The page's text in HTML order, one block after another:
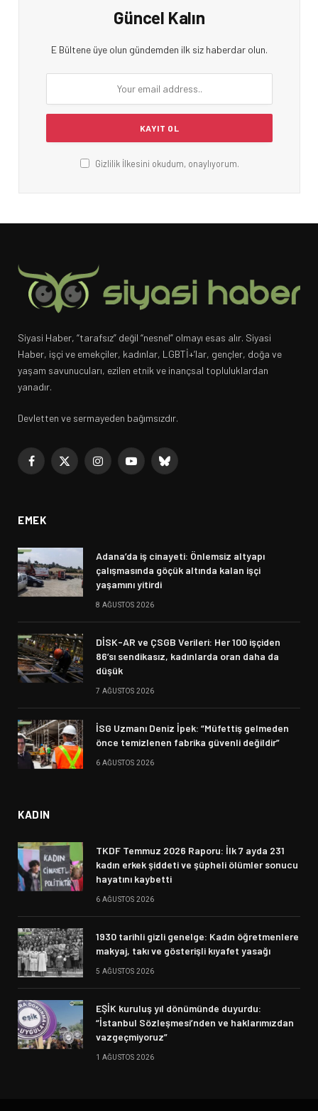
Güncel Kalın
E Bültene üye olun gündemden ilk siz haberdar olun.
Gizlilik İlkesini okudum, onaylıyorum.
Siyasi Haber, “tarafsız” değil “nesnel” olmayı esas alır. Siyasi
Haber, işçi ve emekçiler, kadınlar, LGBTİ+’lar, gençler, doğa ve
yaşam savunucuları, ezilen etnik ve inançsal topluluklardan
yanadır.
Devletten ve sermayeden bağımsızdır.
Facebook
X
InstagramYouTubeBluesky
EMEK
Adana’da iş cinayeti: Önlemsiz altyapı
çalışmasında göçük altında kalan işçi
yaşamını yitirdi
8 AĞUSTOS 2026
DİSK-AR ve ÇSGB Verileri: Her 100 işçiden
86’sı sendikasız, kadınlarda oran daha da
düşük
7 AĞUSTOS 2026
İSG Uzmanı Deniz İpek: “Müfettiş gelmeden
önce temizlenen fabrika güvenli değildir”
6 AĞUSTOS 2026
KADIN
TKDF Temmuz 2026 Raporu: İlk 7 ayda 231
kadın erkek şiddeti ve şüpheli ölümler sonucu
hayatını kaybetti
6 AĞUSTOS 2026
1930 tarihli gizli genelge: Kadın öğretmenlere
makyaj, takı ve gösterişli kıyafet yasağı
5 AĞUSTOS 2026
EŞİK kuruluş yıl dönümünde duyurdu:
“İstanbul Sözleşmesi’nden ve haklarımızdan
vazgeçmiyoruz”
1 AĞUSTOS 2026